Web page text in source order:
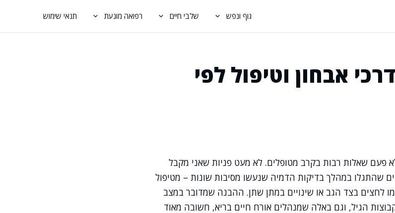
גוף ונפש שלבי חיים רפואה מונעת תנאי שימוש
אבחון וטיפול לפי
פעם שאלות רבות בקרב מטופלים. לא מעט פניות שאני מקבל
שהתגלו במהלך בדיקות הדמיה שנעשו מסיבות שונות – מטיפול
לחצים בצד הגב או שינויים במתן שתן. ההבנה שמדובר במצב
הגיל, וגם באלה שמנהלים אורח חיים בריא, חשובה מאוד